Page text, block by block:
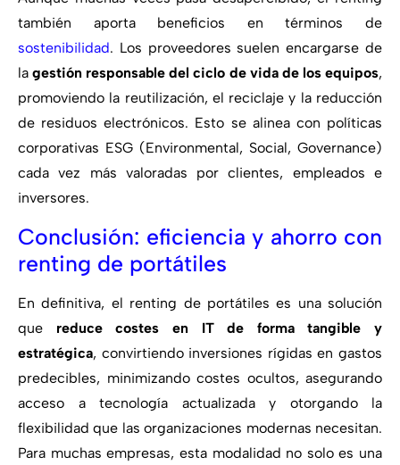
también aporta beneficios en términos de
sostenibilidad. Los proveedores suelen encargarse de
lagestión responsable del ciclo de vida de los equipos,
promoviendo la reutilización, el reciclaje y la reducción
de residuos electrónicos. Esto se alinea con políticas
corporativas ESG (Environmental, Social, Governance)
cada vez más valoradas por clientes, empleados e
inversores.
Conclusión: eficiencia y ahorro con
renting de portátiles
En definitiva, el renting de portátiles es una solución
que reduce costes en IT de forma tangible y
estratégica, convirtiendo inversiones rígidas en gastos
predecibles, minimizando costes ocultos, asegurando
acceso a tecnología actualizada y otorgando la
flexibilidad que las organizaciones modernas necesitan.
Para muchas empresas, esta modalidad no solo es una